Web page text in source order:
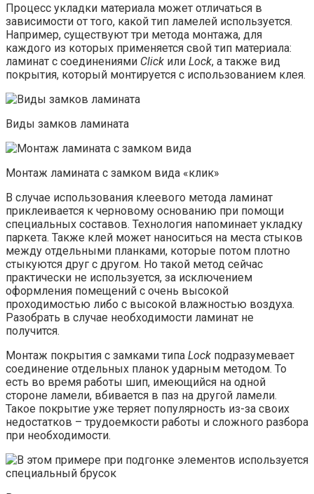
Процесс укладки материала может отличаться в
зависимости от того, какой тип ламелей используется.
Например, существуют три метода монтажа, для
каждого из которых применяется свой тип материала:
ламинат с соединениями Click или Lock, а также вид
покрытия, который монтируется с использованием клея.
Виды замков ламината
Монтаж ламината с замком вида «клик»
В случае использования клеевого метода ламинат
приклеивается к черновому основанию при помощи
специальных составов. Технология напоминает укладку
паркета. Также клей может наноситься на места стыков
между отдельными планками, которые потом плотно
стыкуются друг с другом. Но такой метод сейчас
практически не используется, за исключением
оформления помещений с очень высокой
проходимостью либо с высокой влажностью воздуха.
Разобрать в случае необходимости ламинат не
получится.
Монтаж покрытия с замками типа Lock подразумевает
соединение отдельных планок ударным методом. То
есть во время работы шип, имеющийся на одной
стороне ламели, вбивается в паз на другой ламели.
Такое покрытие уже теряет популярность из-за своих
недостатков – трудоемкости работы и сложного разбора
при необходимости.